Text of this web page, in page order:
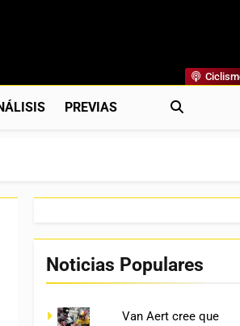
Previas Y Más. La Web Ciclista De
PREVIAS
Noticias Populares
Van Aert cree que